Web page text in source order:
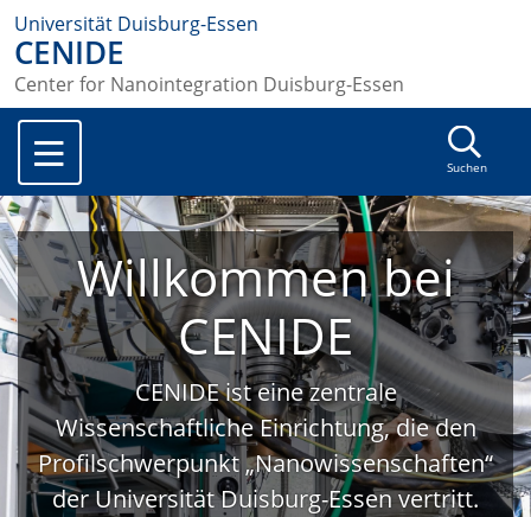
Universität Duisburg-Essen
CENIDE
Center for Nanointegration Duisburg-Essen
Suchen
Willkommen bei
CENIDE
CENIDE ist eine zentrale
Wissenschaftliche Einrichtung, die den
Profilschwerpunkt „Nanowissenschaften“
der Universität Duisburg-Essen vertritt.